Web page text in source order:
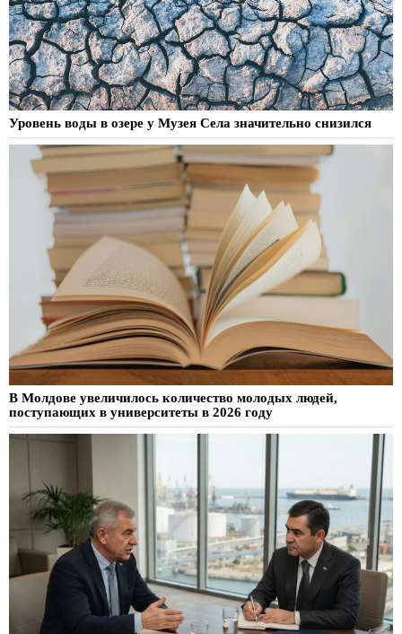
Уровень воды в озере у Музея Села значительно снизился
В Молдове увеличилось количество молодых людей,
поступающих в университеты в 2026 году